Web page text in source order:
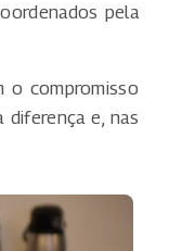
pela
o compromisso
e, nas